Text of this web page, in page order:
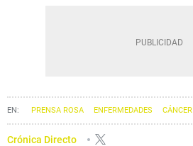
PRENSA ROSA ENFERMEDADES CÁNCER
Crónica Directo